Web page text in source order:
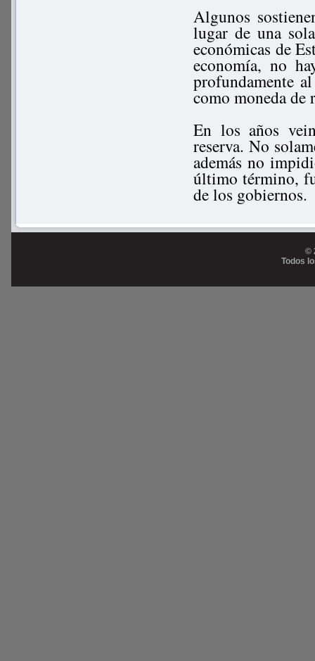
Algunos
lugar de una
económicas de
economía, no
profundamente
como moneda de
En los años
reserva. No
además no
último término,
de los gobiernos.
©
Todos